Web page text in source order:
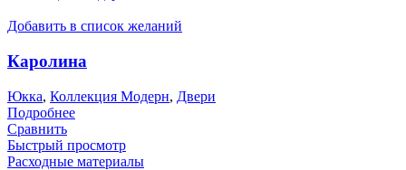
Добавить в список желаний
Каролина
Юкка, Коллекция Модерн, Двери
Подробнее
Сравнить
Быстрый просмотр
Расходные материалы